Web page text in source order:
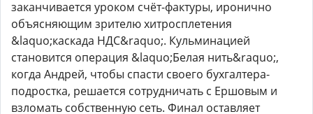
заканчивается уроком счёт-фактуры, иронично
объясняющим зрителю хитросплетения
&laquo;каскада НДС&raquo;. Кульминацией
становится операция &laquo;Белая нить&raquo;,
когда Андрей, чтобы спасти своего бухгалтера-
подростка, решается сотрудничать с Ершовым и
взломать собственную сеть. Финал оставляет